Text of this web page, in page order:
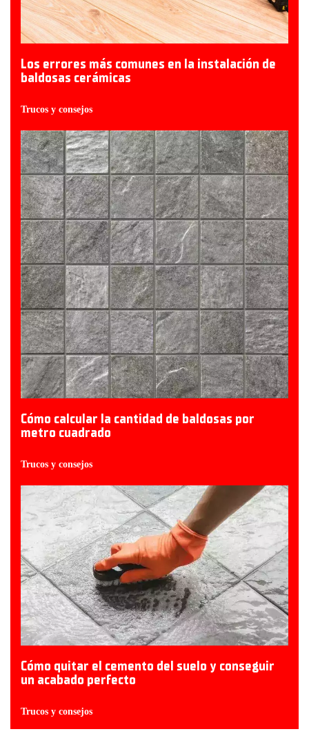
Los errores más comunes en la instalación de
baldosas cerámicas
Trucos y consejos
Cómo calcular la cantidad de baldosas por
metro cuadrado
Trucos y consejos
Cómo quitar el cemento del suelo y conseguir
un acabado perfecto
Trucos y consejos